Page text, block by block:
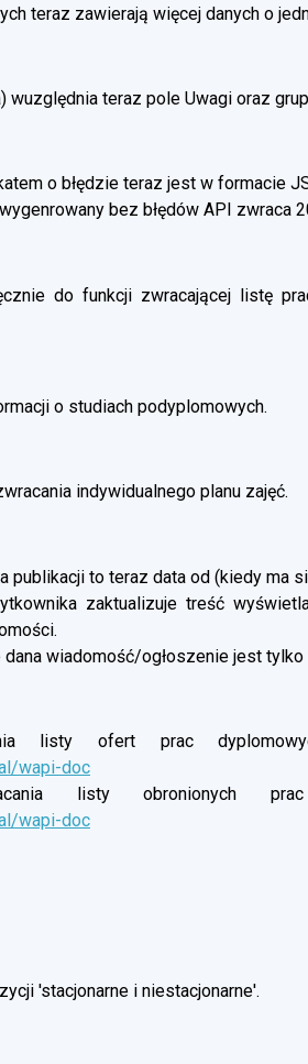
teraz zawierają więcej danych o
wuzględnia teraz pole Uwagi oraz
o błędzie teraz jest w formacie
bez błędów API zwraca
do funkcji zwracającej listę
o studiach podyplomowych.
indywidualnego planu zajęć.
publikacji to teraz data od (kiedy ma
zaktualizuje treść
wiadomość/ogłoszenie jest
listy ofert prac
wapi-doc
listy obronionych prac
wapi-doc
'stacjonarne i niestacjonarne'.